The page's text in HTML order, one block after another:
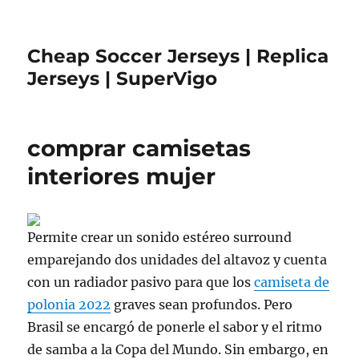
Cheap Soccer Jerseys | Replica
Jerseys | SuperVigo
comprar camisetas
interiores mujer
Permite crear un sonido estéreo surround
emparejando dos unidades del altavoz y cuenta
con un radiador pasivo para que loscamiseta de
polonia 2022 graves sean profundos. Pero
Brasil se encargó de ponerle el sabor y el ritmo
de samba a la Copa del Mundo. Sin embargo, en